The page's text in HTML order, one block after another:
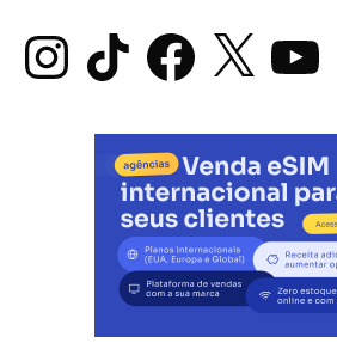
InstagramTikTok Facebook
X YouTube